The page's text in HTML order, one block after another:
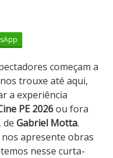
começam a
trouxe até aqui,
a experiência
PE 2026ou fora
, de Gabriel Motta.
apresente obras
nesse curta-